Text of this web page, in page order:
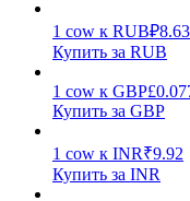
Заработок
1 cow к RUB₽8.63
Купить за RUB
1 cow к GBP£
Купить за GBP
1 cow к INR₹9.92
Купить за INR